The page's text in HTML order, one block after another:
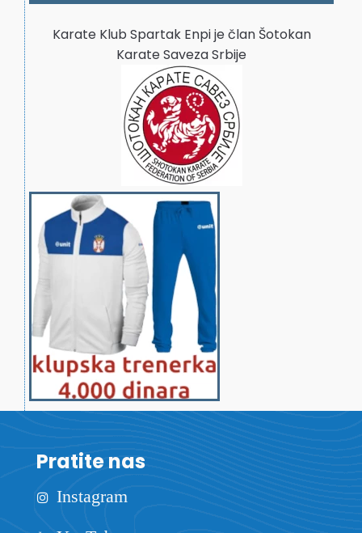
Karate Klub Spartak Enpi je član Šotokan
Karate Saveza Srbije
Pratite nas
Instagram